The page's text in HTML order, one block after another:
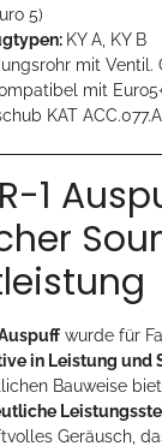
5)
KY A, KY B
mit Ventil.
mit
KAT
1
wurde für
in Leistung und
Bauweise
Geräusch,